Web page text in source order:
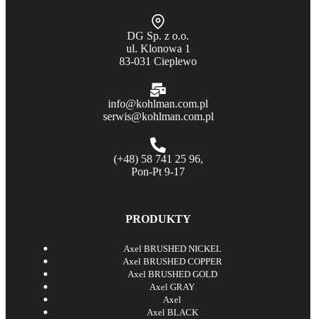
DG Sp. z o.o.
ul. Klonowa 1
83-031 Cieplewo
info@kohlman.com.pl
serwis@kohlman.com.pl
(+48) 58 741 25 96,
Pon-Pt 9-17
PRODUKTY
Axel BRUSHED NICKEL
Axel BRUSHED COPPER
Axel BRUSHED GOLD
Axel GRAY
Axel
Axel BLACK